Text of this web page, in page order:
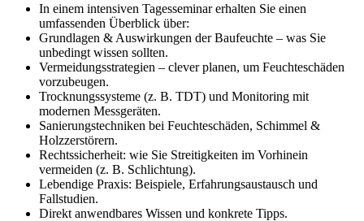
In einem intensiven Tagesseminar erhalten Sie einen
umfassenden Überblick über:
Grundlagen & Auswirkungen der Baufeuchte – was Sie
unbedingt wissen sollten.
Vermeidungsstrategien – clever planen, um Feuchteschäden
vorzubeugen.
Trocknungssysteme (z. B. TDT) und Monitoring mit
modernen Messgeräten.
Sanierungstechniken bei Feuchteschäden, Schimmel &
Holzzerstörern.
Rechtssicherheit: wie Sie Streitigkeiten im Vorhinein
vermeiden (z. B. Schlichtung).
Lebendige Praxis: Beispiele, Erfahrungsaustausch und
Fallstudien.
Direkt anwendbares Wissen und konkrete Tipps.